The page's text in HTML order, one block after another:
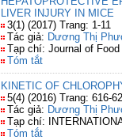
LIVER INJURY IN MICE
3(1) (2017) Trang: 1-11
Tác giả: Dương Thị
Tạp chí: Journal of
Tóm tắt
KINETIC OF
5(4) (2016) Trang: 616-
Tác giả: Dương Thị
Tạp chí:
Tóm tắt